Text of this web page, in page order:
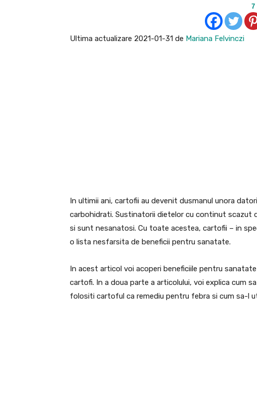
7
Ultima actualizare 2021-01-31 de Mariana Felvinczi
In ultimii ani, cartofii au devenit dusmanul unora
carbohidrati. Sustinatorii dietelor cu continut scazut
si sunt nesanatosi. Cu toate acestea, cartofii – in
o lista nesfarsita de beneficii pentru sanatate.
In acest articol voi acoperi beneficiile pentru
cartofi. In a doua parte a articolului, voi explica cum
folositi cartoful ca remediu pentru febra si cum sa-l